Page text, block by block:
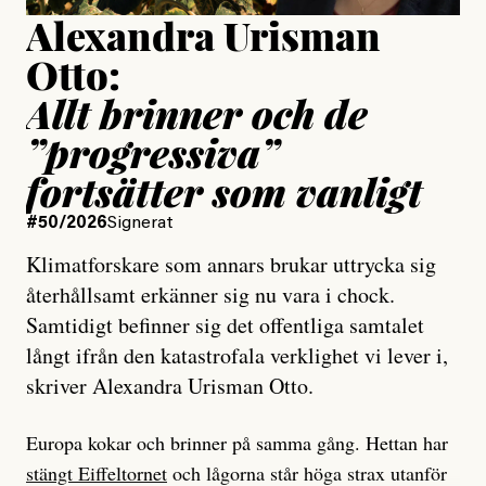
Alexandra Urisman
Otto:
Allt brinner och de
”progressiva”
fortsätter som vanligt
#50/2026Signerat
Klimatforskare som annars brukar uttrycka sig
återhållsamt erkänner sig nu vara i chock.
Samtidigt befinner sig det offentliga samtalet
långt ifrån den katastrofala verklighet vi lever i,
skriver Alexandra Urisman Otto.
Europa kokar och brinner på samma gång. Hettan har
stängt Eiffeltornet och lågorna står höga strax utanför